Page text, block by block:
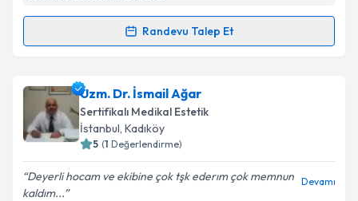
Takvim Talebini Gönder
Randevu Talep Et
Randevu Takvimi Talebi
Dr. Havva Nur Afşariçin randevu takvimi talebi
oluşturun. Size bu uzmandan randevu almanız için bir
takvim hazırlandığında e-posta ile bilgilendireceğiz.
Uzm. Dr. İsmail Ağar
Sertifikalı Medikal Estetik
İstanbul, Kadıköy
5 (1 Değerlendirme)
Deyerli hocam ve ekibine çok tşk ederım çok memnun
kaldım...
Devamı